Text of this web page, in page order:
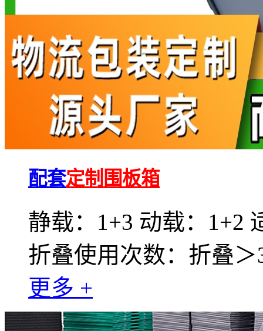
配套定制围板箱
静载：1+3 动载：
折叠使用次数：折叠＞
更多 +